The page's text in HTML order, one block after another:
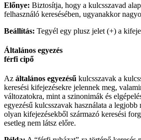
Előnye: Biztosítja, hogy a kulcsszavad
felhasználó keresésében, ugyanakkor
Beállítás: Tegyél egy plusz jelet (+) a
Általános egyezés
férfi cipő
Az általános egyezésű kulcsszavak a
keresési kifejezésekre jelennek meg,
változatokra, mint a szinonimák és
egyezésű kulcsszavak használata a
olyan kifejezésekből származó keresési
esetleg nem látsz előre.